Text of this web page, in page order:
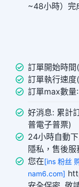
~48小時）完
訂單開始時
訂單執行速
訂單max數
好消息: 累計
普電子普票)
24小時自動
隱私，售後服
您在[ins 粉丝
nam6.com]